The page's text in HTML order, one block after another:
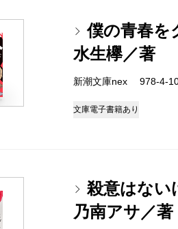
僕の青春を
水生欅／著
新潮文庫nex 978-4-
文庫電子書籍あり
殺意はない
乃南アサ／著